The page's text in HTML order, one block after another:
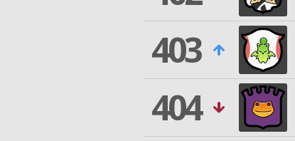
403
404